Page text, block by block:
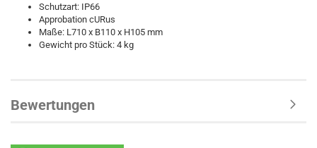
Schutzart: IP66
Approbation cURus
Maße: L710 x B110 x H105 mm
Gewicht pro Stück: 4 kg
Bewertungen